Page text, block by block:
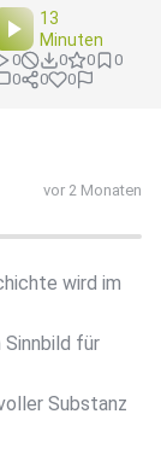
13
Minuten
0 0 0
0
0
0 0
vor 2 Monaten
wird im
für
Substanz